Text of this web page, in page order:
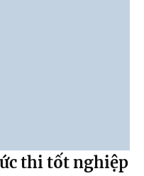
thi tốt nghiệp